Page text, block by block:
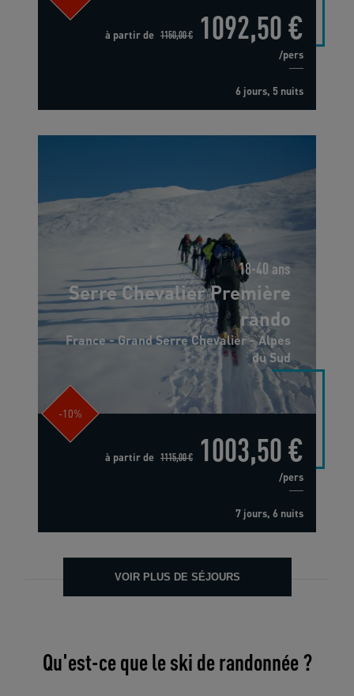
à partir de 1150,00 € 1092,50 €
/pers
6 jours, 5 nuits
18-40 ans
Serre Chevalier Première
rando
France - Grand Serre Chevalier - Alpes
du Sud
-10%
à partir de 1115,00 € 1003,50 €
/pers
7 jours, 6 nuits
VOIR PLUS DE SÉJOURS
Qu'est-ce que le ski de randonnée ?